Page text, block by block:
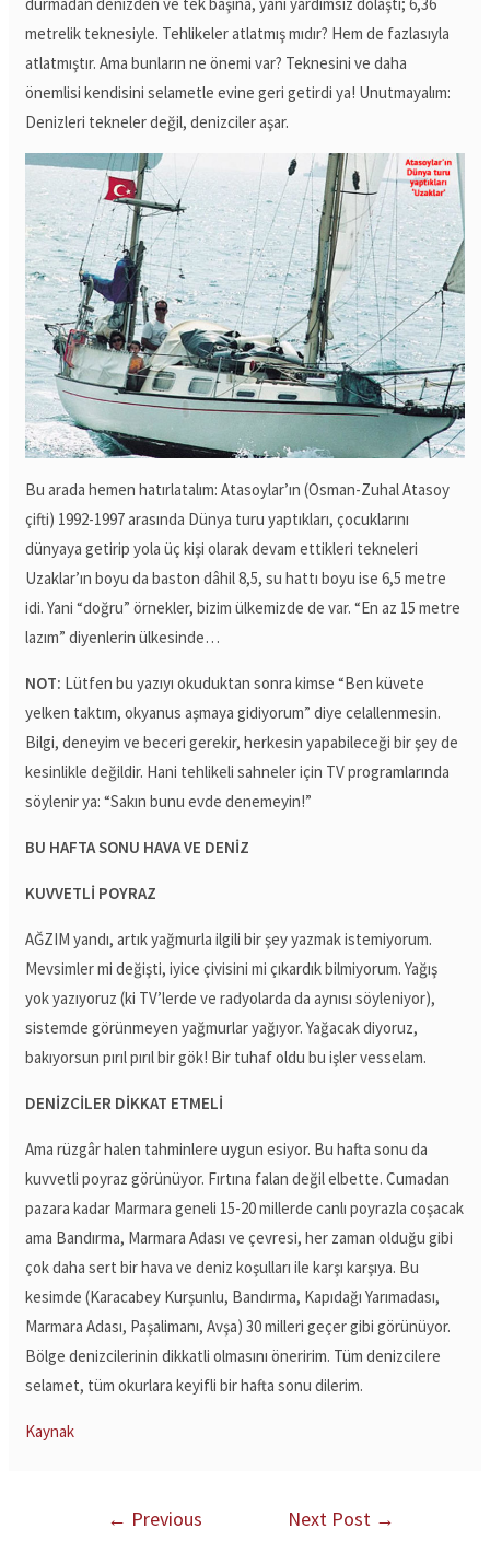
durmadan denizden ve tek başına, yani yardımsız dolaştı; 6,36
metrelik teknesiyle. Tehlikeler atlatmış mıdır? Hem de fazlasıyla
atlatmıştır. Ama bunların ne önemi var? Teknesini ve daha
önemlisi kendisini selametle evine geri getirdi ya! Unutmayalım:
Denizleri tekneler değil, denizciler aşar.
Bu arada hemen hatırlatalım: Atasoylar’ın (Osman-Zuhal Atasoy
çifti) 1992-1997 arasında Dünya turu yaptıkları, çocuklarını
dünyaya getirip yola üç kişi olarak devam ettikleri tekneleri
Uzaklar’ın boyu da baston dâhil 8,5, su hattı boyu ise 6,5 metre
idi. Yani “doğru” örnekler, bizim ülkemizde de var. “En az 15 metre
lazım” diyenlerin ülkesinde…
NOT: Lütfen bu yazıyı okuduktan sonra kimse “Ben küvete
yelken taktım, okyanus aşmaya gidiyorum” diye celallenmesin.
Bilgi, deneyim ve beceri gerekir, herkesin yapabileceği bir şey de
kesinlikle değildir. Hani tehlikeli sahneler için TV programlarında
söylenir ya: “Sakın bunu evde denemeyin!”
BU HAFTA SONU HAVA VE DENİZ
KUVVETLİ POYRAZ
AĞZIM yandı, artık yağmurla ilgili bir şey yazmak istemiyorum.
Mevsimler mi değişti, iyice çivisini mi çıkardık bilmiyorum. Yağış
yok yazıyoruz (ki TV’lerde ve radyolarda da aynısı söyleniyor),
sistemde görünmeyen yağmurlar yağıyor. Yağacak diyoruz,
bakıyorsun pırıl pırıl bir gök! Bir tuhaf oldu bu işler vesselam.
DENİZCİLER DİKKAT ETMELİ
Ama rüzgâr halen tahminlere uygun esiyor. Bu hafta sonu da
kuvvetli poyraz görünüyor. Fırtına falan değil elbette. Cumadan
pazara kadar Marmara geneli 15-20 millerde canlı poyrazla coşacak
ama Bandırma, Marmara Adası ve çevresi, her zaman olduğu gibi
çok daha sert bir hava ve deniz koşulları ile karşı karşıya. Bu
kesimde (Karacabey Kurşunlu, Bandırma, Kapıdağı Yarımadası,
Marmara Adası, Paşalimanı, Avşa) 30 milleri geçer gibi görünüyor.
Bölge denizcilerinin dikkatli olmasını öneririm. Tüm denizcilere
selamet, tüm okurlara keyifli bir hafta sonu dilerim.
Kaynak
← Previous
Next Post →